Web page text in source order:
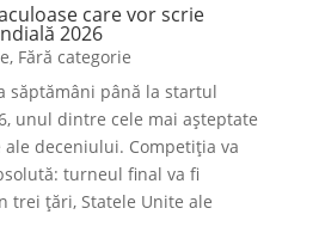
care vor scrie
2026
, Fără categorie
săptămâni până la startul
unul dintre cele mai așteptate
deceniului. Competiția va
turneul final va fi
trei țări, Statele Unite ale